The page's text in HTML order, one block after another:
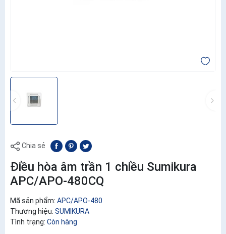
Chia sẻ
Điều hòa âm trần 1 chiều Sumikura
APC/APO-480CQ
Mã sản phẩm: APC/APO-480
Thương hiệu: SUMIKURA
Tình trạng: Còn hàng